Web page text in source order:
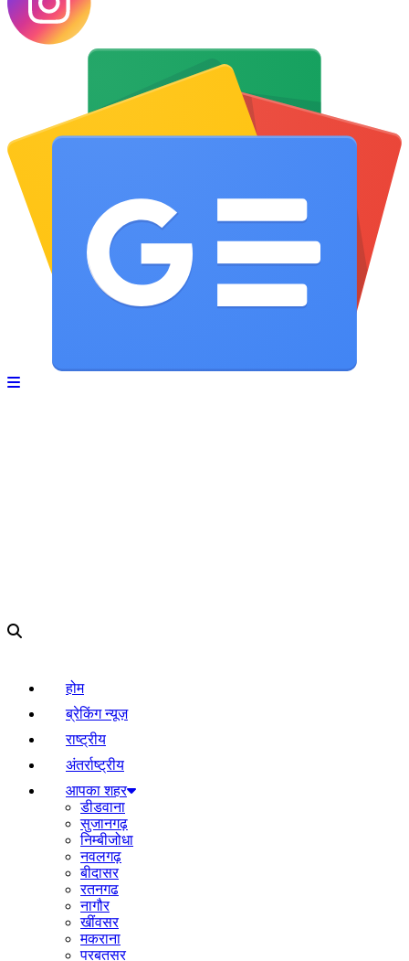
होम
ब्रेकिंग न्यूज़
राष्ट्रीय
अंतर्राष्ट्रीय
आपका शहर
डीडवाना
सुजानगढ़
निम्बीजोधा
नवलगढ़
बीदासर
रतनगढ
नागौर
खींवसर
मकराना
परबतसर